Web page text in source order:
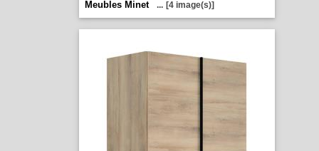
Meubles Minet ... [4 image(s)]